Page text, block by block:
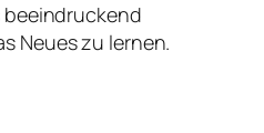
beeindruckend
Neues zu lernen.